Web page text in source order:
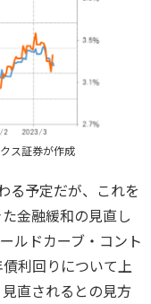
ス証券が作成
る予定だが、これを
金融緩和の見直し
ルドカーブ・コント
利回りについて上
直されるとの見方